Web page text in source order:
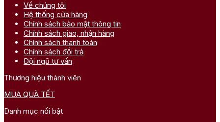
Về chúng tôi
Hệ thống cửa hàng
Chính sách bảo mật thông tin
Chính sách giao, nhận hàng
Chính sách thanh toán
Chính sách đổi trả
Đội ngũ tư vấn
Thương hiệu thành viên
MUA QUÀ TẾT
Danh mục nổi bật